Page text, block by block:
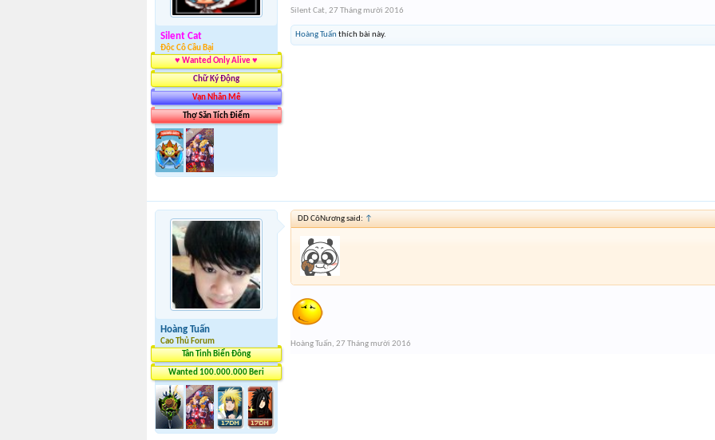
Silent Cat
Độc Cô Cầu Bại
♥ Wanted Only Alive ♥
Chữ Ký Động
Vạn Nhân Mê
Thợ Săn Tích Điểm
Silent Cat, 27 Tháng mười 2016
Hoàng Tuấnthích bài này.
Hoàng Tuấn
Cao Thủ Forum
Tân Tinh Biển Đông
Wanted 100.000.000 Beri
DD CôNương said: ↑
Hoàng Tuấn, 27 Tháng mười 2016